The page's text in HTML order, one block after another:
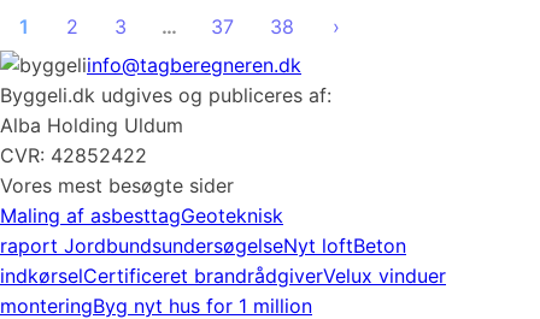
1
2 3 … 37 38
›
info@tagberegneren.dk
Byggeli.dk udgives og publiceres af:
Alba Holding Uldum
CVR: 42852422
Vores mest besøgte sider
Maling af asbesttagGeoteknisk
raport JordbundsundersøgelseNyt loftBeton
indkørselCertificeret brandrådgiverVelux vinduer
monteringByg nyt hus for 1 million